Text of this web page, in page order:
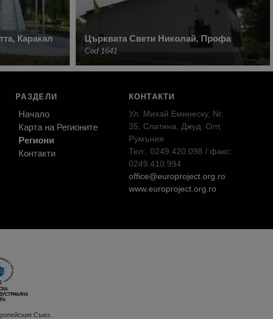
Каракал Църквата Свети Николай, Профа
Cod 1641
РАЗДЕЛИ
Начало
Карта на Регионите
Региони
Контакти
КОНТАКТИ
Ул. Михай Еминеску, Nr.
35, Слатина, Джуд. Олт,
Румъния
Тел:. 0249.420.098 / факс:
0249.410.994
office@europroject.org.ro
www.europroject.org.ro
Съюз.